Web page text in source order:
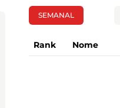
SEMANAL
Rank Nome